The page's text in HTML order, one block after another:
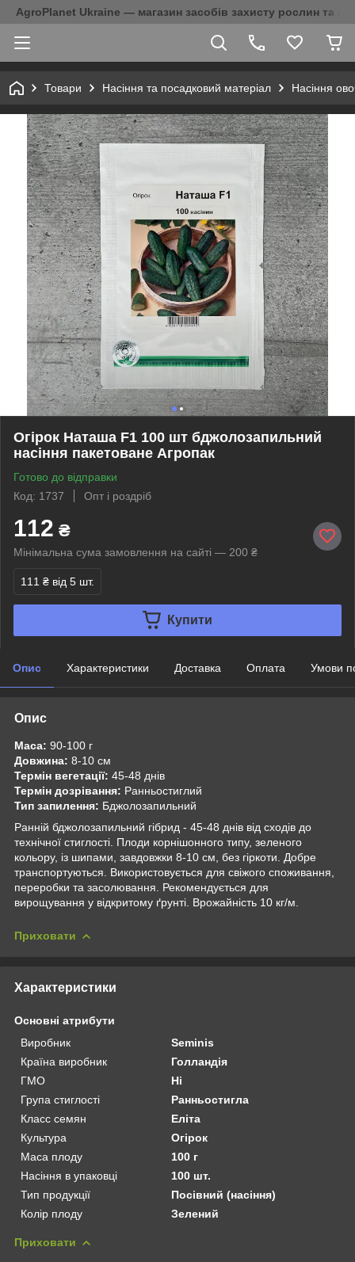
AgroPlanet Ukraine — магазин засобів захисту рослин та
Товари Насіння та посадковий матеріал Насіння
Огірок Наташа F1 100 шт бджолозапильний
насіння пакетоване Агропак
Готово до відправки
Код: 1737
Опт і роздріб
112 ₴
Мінімальна сума замовлення на сайті — 200 ₴
111 ₴ від 5 шт.
Купити
Опис Характеристики Доставка Оплата Умови
Опис
Маса: 90-100 г
Довжина: 8-10 см
Термін вегетації: 45-48 днів
Термін дозрівання: Ранньостиглий
Тип запилення: Бджолозапильний
Ранній бджолозапильний гібрид - 45-48 днів від сходів до
технічної стиглості. Плоди корнішонного типу, зеленого
кольору, із шипами, завдовжки 8-10 см, без гіркоти. Добре
транспортуються. Використовується для свіжого споживання,
переробки та засолювання. Рекомендується для
вирощування у відкритому ґрунті. Врожайність 10 кг/м.
Приховати
Характеристики
Основні атрибути
Виробник
Seminis
Країна виробник
Голландія
ГМО
Ні
Група стиглості
Ранньостигла
Класс семян
Еліта
Культура
Огірок
Маса плоду
100 г
Насіння в упаковці
100 шт.
Тип продукції
Посівний (насіння)
Колір плоду
Зелений
Приховати